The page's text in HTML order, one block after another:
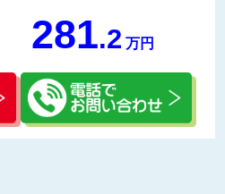
281.2 万円